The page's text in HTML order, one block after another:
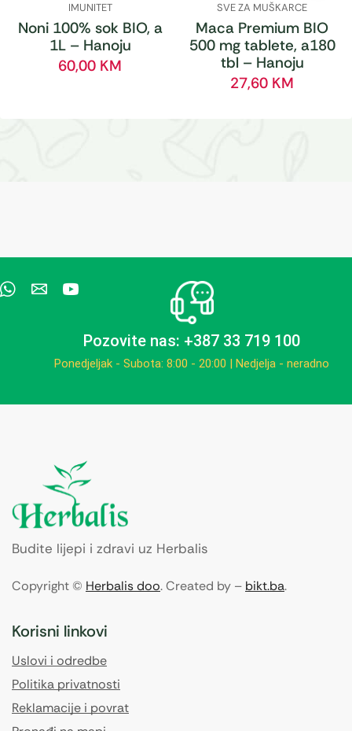
IMUNITET
Noni 100% sok BIO, a
1L – Hanoju
60,00 KM
SVE ZA MUŠKARCE
Maca Premium BIO
500 mg tablete, a180
tbl – Hanoju
27,60 KM
Pozovite nas: +387 33 719 100
Ponedjeljak - Subota: 8:00 - 20:00 | Nedjelja - neradno
Budite lijepi i zdravi uz Herbalis
Copyright © Herbalis doo. Created by – bikt.ba.
Korisni linkovi
Uslovi i odredbe
Politika privatnosti
Reklamacije i povrat